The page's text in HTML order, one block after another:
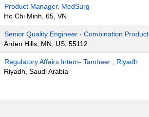
Product Manager, MedSurg
Ho Chi Minh, 65, VN
Senior Quality Engineer - Combination Product
Arden Hills, MN, US, 55112
Regulatory Affairs Intern- Tamheer , Riyadh
Riyadh, Saudi Arabia